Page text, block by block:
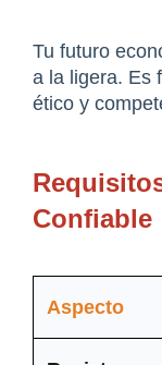
Tu futuro
a la ligera. Es
ético y
Confiable
Aspecto